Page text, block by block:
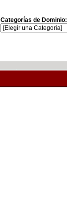
Categorías de Dominio: